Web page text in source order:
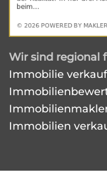
Wir sind regional
Immobilie
Immobilien